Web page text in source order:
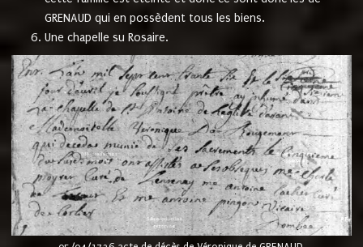
GRENAUD qui en possèdent tous les biens.
Une chapelle su Rosaire.